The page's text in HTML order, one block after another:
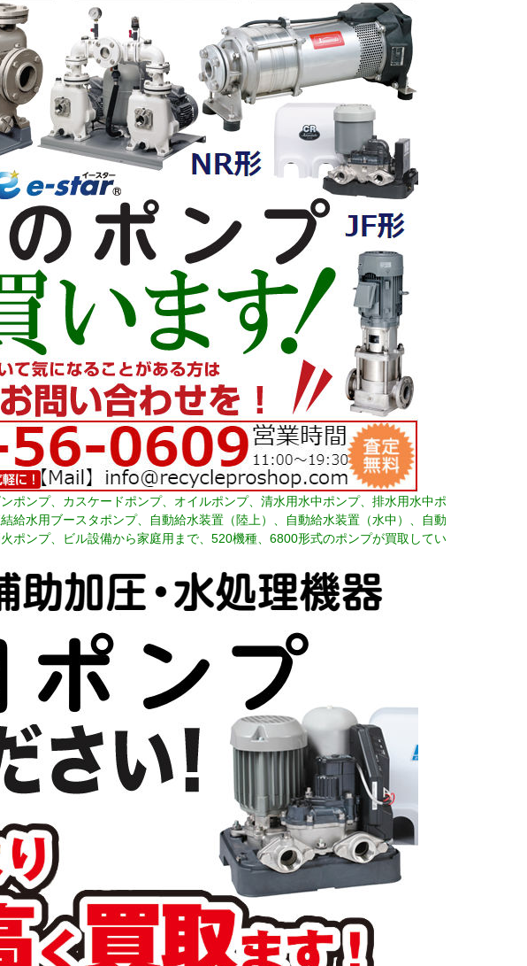
ポンプ、カスケードポンプ、オイルポンプ、清水用水中ポンプ、排水用水中ポ
給水用ブースタポンプ、自動給水装置（陸上）、自動給水装置（水中）、自動
ポンプ、ビル設備から家庭用まで、520機種、6800形式のポンプが買取してい